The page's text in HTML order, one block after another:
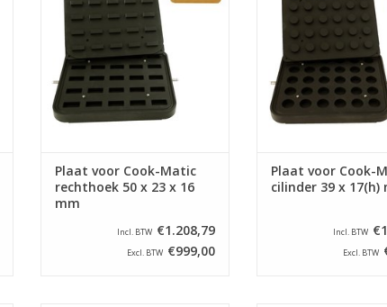
TOEVOEGEN AAN WINKELWAGEN
Plaat voor Cook-Matic
rechthoek 50 x 23 x 16
mm
Incl. BTW €1.208,79
Excl. BTW €999,00
TOEVOEGEN AAN
Plaat voor Cook-
cilinder 39 x 17(h)
Incl. BTW
Excl. BTW